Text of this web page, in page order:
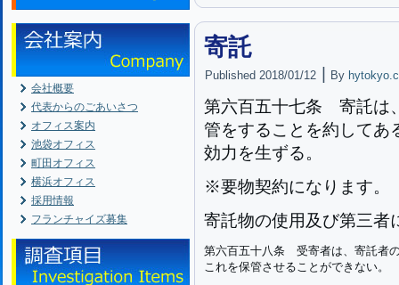
会社概要
代表からのごあいさつ
オフィス案内
池袋オフィス
町田オフィス
横浜オフィス
採用情報
フランチャイズ募集
寄託
Published 2018/01/12 By
第六百五十七条 寄託は
管をすることを約してあ
効力を生ずる。
※要物契約になります。
寄託物の使用及び第三者
第六百五十八条 受寄者は、寄託者
これを保管させることができない。